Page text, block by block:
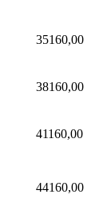
35160,00
38160,00
41160,00
44160,00